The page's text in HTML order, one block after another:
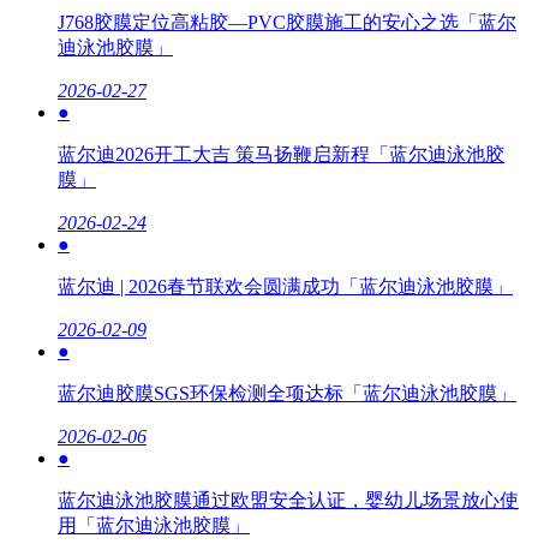
J768胶膜定位高粘胶—PVC胶膜施工的安心之选「蓝尔
迪泳池胶膜」
2026-02-27
●
蓝尔迪2026开工大吉 策马扬鞭启新程「蓝尔迪泳池胶
膜」
2026-02-24
●
蓝尔迪 | 2026春节联欢会圆满成功「蓝尔迪泳池胶膜」
2026-02-09
●
蓝尔迪胶膜SGS环保检测全项达标「蓝尔迪泳池胶膜」
2026-02-06
●
蓝尔迪泳池胶膜通过欧盟安全认证，婴幼儿场景放心使
用「蓝尔迪泳池胶膜」